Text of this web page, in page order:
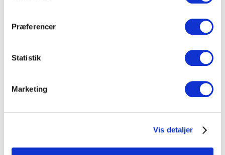
Præferencer
Statistik
Marketing
Vis detaljer
KONTAKT
PARTNER, OFFICE LETTING